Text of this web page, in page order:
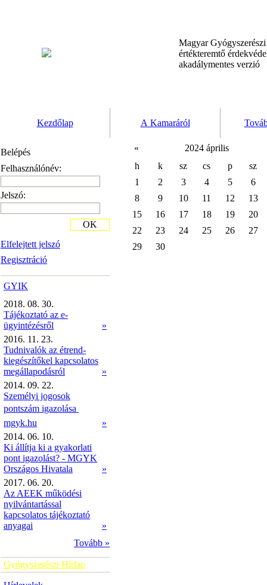
Magyar
értékteremtő
akadálymentes verzió
Kezdőlap A Kamaráról
Belépés
Felhasználónév:
Jelszó:
Elfelejtett jelszó
Regisztráció
OK
GYIK
2018. 08. 30.
Tájékoztató az e-
ügyintézésről
»
2016. 11. 23.
Tudnivalók az étrend-
kiegészítőkel kapcsolatos
megállapodásról
»
2014. 09. 22.
Személyi jogosok
pontszám igazolása 
mgyk.hu
»
2014. 06. 10.
Ki állítja ki a gyakorlati
pont igazolást? - MGYK
Országos Hivatala
»
2017. 06. 20.
Az AEEK működési
nyilvántartással
kapcsolatos tájékoztató
anyagai
»
Tovább »
Gyógyszerészi Hírlap
«
2024 április
h
k sz cs p
sz
1
2 3 4 5
6
8
9 10 11 12
13
15
16 17 18 19
20
22
23 24 25 26
27
29
30